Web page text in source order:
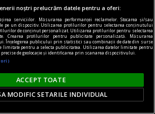
noștri prelucrăm datele pentru a oferi:
serviciilor. Măsurarea performanței reclamelor. Stocarea și/sau
pe un dispozitiv. Utilizarea profilurilor pentru selectarea conținutului
de conținut personalizat. Utilizarea profilurilor pentru selectarea
Crearea profilurilor pentru publicitate personalizată. Măsurarea
Înțelegerea publicului prin statistici sau combinații de date din surse
limitate pentru a selecta publicitatea. Utilizarea datelor limitate pentru
de geolocație și identificarea prin scanarea dispozitivului.
ACCEPT TOATE
MODIFIC SETARILE INDIVIDUAL